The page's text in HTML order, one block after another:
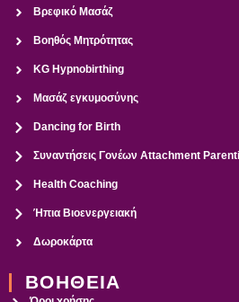
Βρεφικό Μασάζ
Βοηθός Μητρότητας
KG Hypnobirthing
Μασάζ εγκυμοσύνης
Dancing for Birth
Συναντήσεις Γονέων Attachment
Health Coaching
Ήπια Βιοενεργειακή
Δωροκάρτα
ΒΟΗΘΕΙΑ